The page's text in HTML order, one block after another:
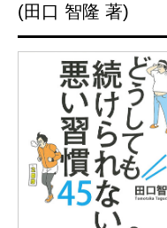
(田口 智隆 著)